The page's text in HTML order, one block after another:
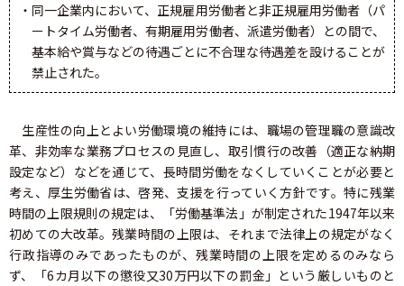
・同一企業内において、正規雇用労働者と非正規雇用労働者（パ
ートタイム労働者、有期雇用労働者、派遣労働者）との間で、
基本給や賞与などの待遇ごとに不合理な待遇差を設けることが
禁止された。
生産性の向上とよい労働環境の維持には、職場の管理職の意識改
革、非効率な業務プロセスの見直し、取引慣行の改善（適正な納期
設定など）などを通じて、長時間労働をなくしていくことが必要と
考え、厚生労働省は、啓発、支援を行っていく方針です。特に残業
時間の上限規則の規定は、「労働基準法」が制定された1947年以来
初めての大改革。残業時間の上限は、それまで法律上の規定がなく
行政指導のみであったものが、残業時間の上限を定めるのみなら
ず、「6カ月以下の懲役又30万円以下の罰金」という厳しいものと